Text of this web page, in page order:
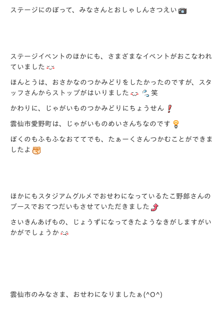
ステージにのぼって、みなさんとおしゃしんさつえい
ステージイベントのほかにも、さまざまなイベントがおこなわれ
ていました
ほんとうは、おさかなのつかみどりをしたかったのですが、スタ
ッフさんからストップがはいりました
笑
かわりに、じゃがいものつかみどりにちょうせん
雲仙市愛野町は、じゃがいものめいさんちなのです
ぼくのもふもふなおててでも、たぁーくさんつかむことができま
したよ
ほかにもスタジアムグルメでおせわになっているたこ野郎さんの
ブースでおてつだいもさせていただきました
さいきんあげもの、じょうずになってきたようなきがしますがい
かがでしょうか
雲仙市のみなさま、おせわになりましたぁ(^O^)